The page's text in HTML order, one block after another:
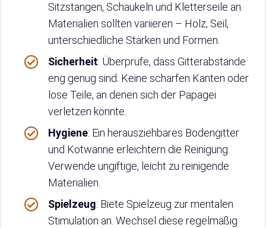
Sitzstangen, Schaukeln und Kletterseile an.
Materialien sollten variieren – Holz, Seil,
unterschiedliche Stärken und Formen.
Sicherheit: Überprüfe, dass Gitterabstände
eng genug sind. Keine scharfen Kanten oder
lose Teile, an denen sich der Papagei
verletzen könnte.
Hygiene: Ein herausziehbares Bodengitter
und Kotwanne erleichtern die Reinigung.
Verwende ungiftige, leicht zu reinigende
Materialien.
Spielzeug: Biete Spielzeug zur mentalen
Stimulation an. Wechsel diese regelmäßig